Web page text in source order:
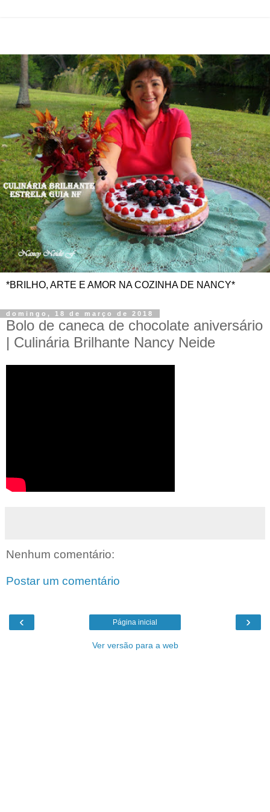
*BRILHO, ARTE E AMOR NA COZINHA DE NANCY*
domingo, 18 de março de 2018
Bolo de caneca de chocolate aniversário
| Culinária Brilhante Nancy Neide
Nenhum comentário:
Postar um comentário
‹ ›
Página inicial
Ver versão para a web